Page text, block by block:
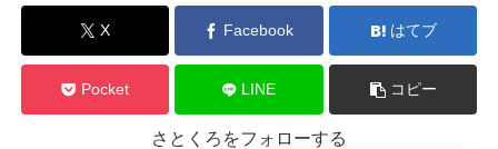
X Facebook はてブ
Pocket LINE コピー
さとくろをフォローする